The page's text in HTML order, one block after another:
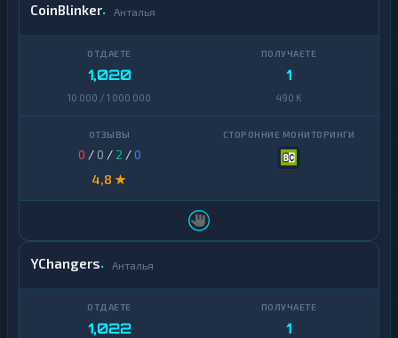
CoinBlinker Анталья
1,020
10 000 / 1 000 000
1
490 K
0 / 0 / 2 /0
4,8 ★
YChangers Анталья
1,022 1
Finance
1